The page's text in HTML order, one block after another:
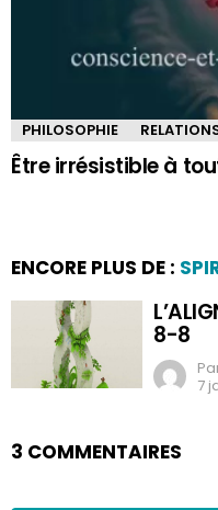
PHILOSOPHIE
Être irrésistible à
ENCORE PLUS DE :
8-8
7
3 COMMENTAIRES